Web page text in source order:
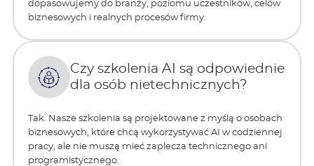
dopasowujemy do branży, poziomu uczestników, celów
biznesowych i realnych procesów firmy.
Czy szkolenia AI są odpowiednie
dla osób nietechnicznych?
Tak. Nasze szkolenia są projektowane z myślą o osobach
biznesowych, które chcą wykorzystywać AI w codziennej
pracy, ale nie muszą mieć zaplecza technicznego ani
programistycznego.